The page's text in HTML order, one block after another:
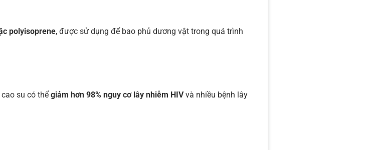
polyisoprene, được sử dụng để bao phủ dương vật trong quá trình
su có thểgiảm hơn 98% nguy cơ lây nhiễm HIVvà nhiều bệnh lây